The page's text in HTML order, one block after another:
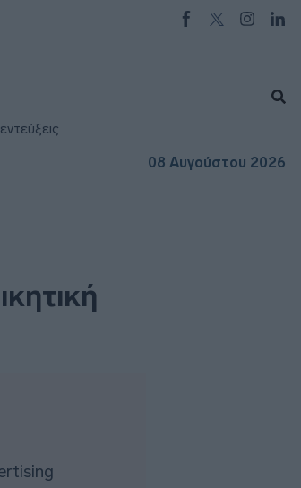
08 Αυγούστου 2026